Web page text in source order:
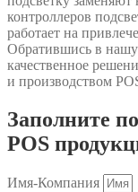
контроллеров
работает на
Обратившись в
качественное
и производством
Заполните
POS
Имя-Компания